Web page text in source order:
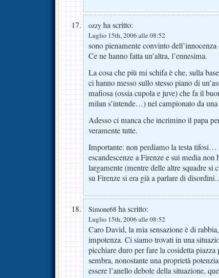
ozzy ha scritto:
Luglio 15th, 2006 alle 08:52
sono pienamente convinto
Ce ne hanno fatta un’altra, l’ennesima.
La cosa che più mi schifa è che, sulla
ci hanno messo sullo stesso piano di
mafiosa (ossia cupola e juve) che fa il
milan s’intende…) nel campionato da
Adesso ci manca che incrimino il papa
veramente tutte.
Importante: non perdiamo la testa tifosi…
escandescenze a Firenze e sui media non
largamente (mentre delle altre squadre si
su Firenze si era già a parlare di
Simone68 ha scritto:
Luglio 15th, 2006 alle 08:52
Caro David, la mia sensazione è di
impotenza. Ci siamo trovati in una
picchiare duro per fare la cosidetta
sembra, nonostante una proprietà
essere l’anello debole della situazione,